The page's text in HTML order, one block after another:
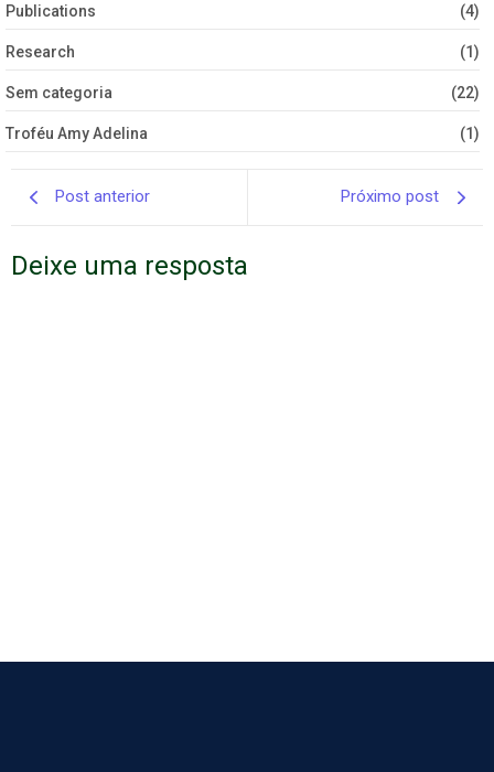
Publications (4)
Research (1)
Sem categoria (22)
Troféu Amy Adelina (1)
Post anterior Próximo post
Deixe uma resposta